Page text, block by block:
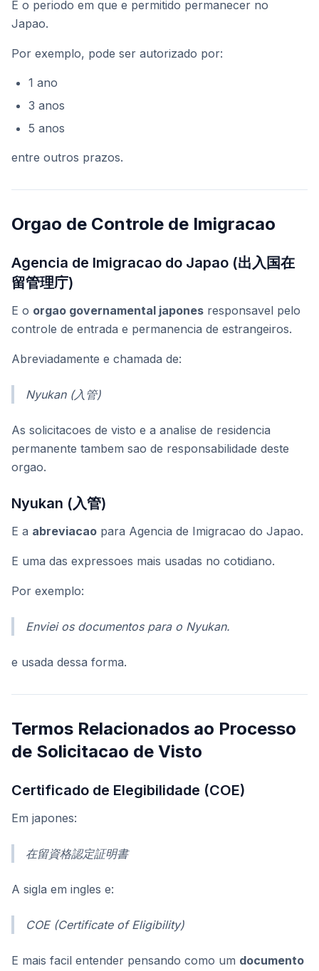
E o periodo em que e permitido permanecer no
Japao.
Por exemplo, pode ser autorizado por:
1 ano
3 anos
5 anos
entre outros prazos.
Orgao de Controle de Imigracao
Agencia de Imigracao do Japao (出入国在
留管理庁)
E o orgao governamental japones responsavel pelo
controle de entrada e permanencia de estrangeiros.
Abreviadamente e chamada de:
Nyukan (入管)
As solicitacoes de visto e a analise de residencia
permanente tambem sao de responsabilidade deste
orgao.
Nyukan (入管)
E a abreviacao para Agencia de Imigracao do Japao.
E uma das expressoes mais usadas no cotidiano.
Por exemplo:
Enviei os documentos para o Nyukan.
e usada dessa forma.
Termos Relacionados ao Processo
de Solicitacao de Visto
Certificado de Elegibilidade (COE)
Em japones:
在留資格認定証明書
A sigla em ingles e:
COE (Certificate of Eligibility)
E mais facil entender pensando como um documento